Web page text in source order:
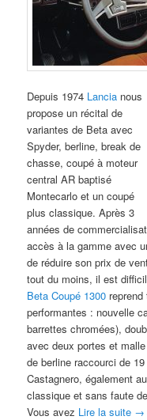
Depuis 1974 Lancia nous
propose un récital de
variantes de Beta avec
Spyder, berline, break de
chasse, coupé à moteur
central AR baptisé
Montecarlo et un coupé
plus classique. Après 3
années de
accès à la gamme avec
de réduire son prix de
tout du moins, il est
Beta Coupé 1300
performantes : nouvelle
barrettes chromées),
avec deux portes et
de berline raccourci de
Castagnero, également
classique et sans faute
Vous avez Lire la suite →